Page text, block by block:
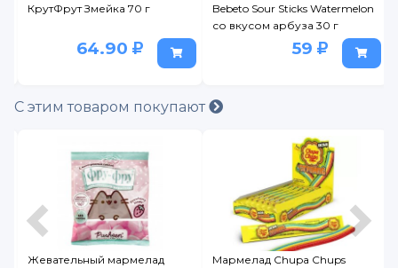
КрутФрут Змейка 70 г
64.90
Bebeto Sour Sticks Watermelon
со вкусом арбуза 30 г
59
С этим товаром покупают
Жевательный мармелад
Мармелад Chupa Chups